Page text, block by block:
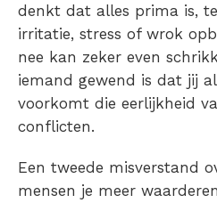
denkt dat alles prima is,
irritatie, stress of wrok
nee kan zeker even
iemand gewend is dat jij
voorkomt die eerlijkheid
conflicten.
Een tweede misverstand
mensen je meer